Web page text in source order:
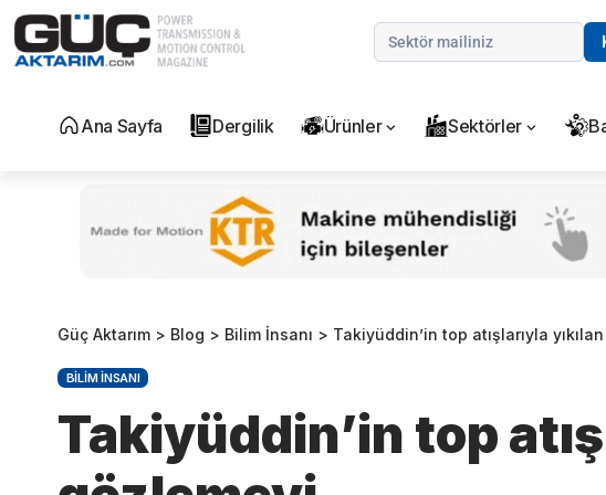
Ana Sayfa Dergilik Ürünler Sektörler
Güç Aktarım > Blog > Bilim İnsanı > Takiyüddin’in top atışlarıyla
BILIM İNSANI
Takiyüddin’in top